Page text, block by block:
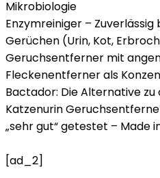
Mikrobiologie
Enzymreiniger –
Gerüchen (Urin, Kot,
Geruchsentferner mit
Fleckenentferner als
Bactador: Die Alternative
Katzenurin
„sehr gut“ getestet – Made
[ad_2]